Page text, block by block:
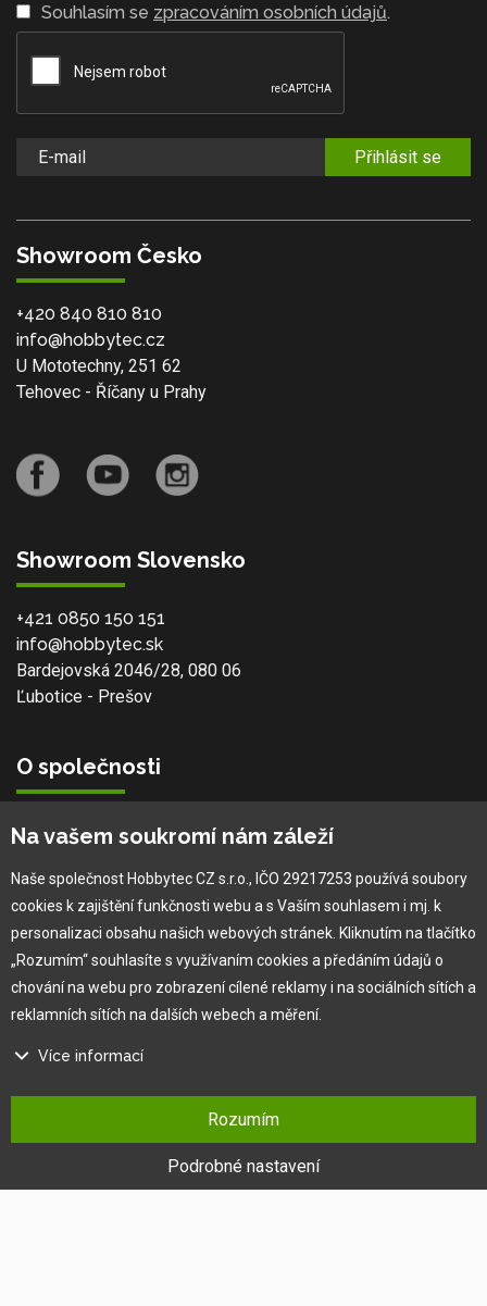
Souhlasím se zpracováním osobních údajů.
Přihlásit se
Showroom Česko
+420 840 810 810
info@hobbytec.cz
U Mototechny, 251 62
Tehovec - Říčany u Prahy
Showroom Slovensko
+421 0850 150 151
info@hobbytec.sk
Bardejovská 2046/28, 080 06
Ľubotice - Prešov
O společnosti
Vlastní výroba
Náš tým
O nás
Pro zákazníka
Obchodní podmínky
Jak na reklamaci
Na vašem soukromí nám záleží
Naše společnost Hobbytec CZ s.r.o., IČO 29217253 používá soubory
cookies k zajištění funkčnosti webu a s Vaším souhlasem i mj. k
personalizaci obsahu našich webových stránek. Kliknutím na tlačítko
„Rozumím“ souhlasíte s využívaním cookies a předáním údajů o
chování na webu pro zobrazení cílené reklamy i na sociálních sítích a
reklamních sítích na dalších webech a měření.
Více informací
Na našem webu používáme několik druhů kategorií cookies:
Ty jsou nezbytně nutné pro fungování webu a jeho funkcí, které se
rozhodnete využívat. Bez nich by náš web nefungoval, např. by nebylo
Rozumím
Podrobné nastavení